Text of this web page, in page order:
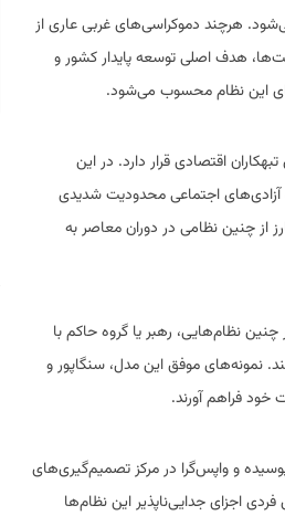
هرچند دموکراسی‌های غربی عاری از
هدف اصلی توسعه پایدار کشور و
این نظام محسوب می‌شود.
اقتصادی قرار دارد. در این
اجتماعی محدودیت شدیدی
از چنین نظامی در دوران معاصر به
نظام‌هایی، رهبر یا گروه حاکم با
نمونه‌های موفق این مدل، سنگاپور و
خود فراهم آورند.
و واپس‌گرا در مرکز تصمیم‌گیری‌های
اجزای جدایی‌ناپذیر این نظام‌ها